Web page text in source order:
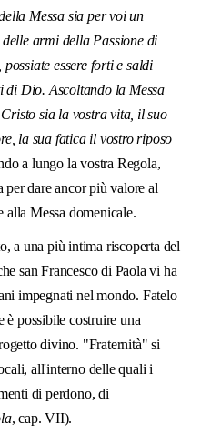
Messa sia per voi un
armi della Passione di
essere forti e saldi
di Dio. Ascoltando la Messa
sia la vostra vita, il suo
la sua fatica il vostro riposo
a lungo la vostra Regola,
per dare ancor più valore al
alla Messa domenicale.
a una più intima riscoperta del
san Francesco di Paola vi ha
impe­gnati nel mondo. Fatelo
è possibile costruire una
divino. "Fraternità" si
all'interno delle quali i
di perdono, di
, cap. VII).